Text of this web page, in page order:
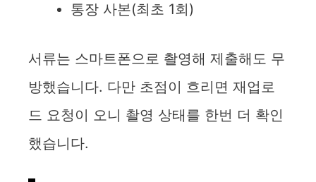
통장 사본(최초 1회)
서류는 스마트폰으로 촬영해 제출해도 무
방했습니다. 다만 초점이 흐리면 재업로
드 요청이 오니 촬영 상태를 한번 더 확인
했습니다.